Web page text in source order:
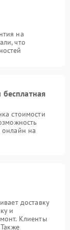
на
что
стоимости
онлайн на
доставку
и
Клиенты